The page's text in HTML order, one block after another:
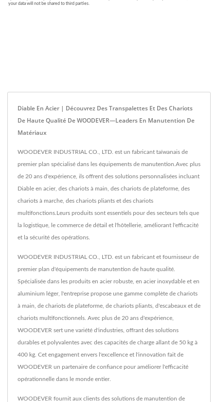
Diable En Acier | Découvrez Des Transpalettes Et Des Chariots
De Haute Qualité De WOODEVER—Leaders En Manutention De
Matériaux
WOODEVER INDUSTRIAL CO., LTD. est un fabricant taïwanais de
premier plan spécialisé dans les équipements de manutention.Avec plus
de 20 ans d'expérience, ils offrent des solutions personnalisées incluant
Diable en acier, des chariots à main, des chariots de plateforme, des
chariots à marche, des chariots pliants et des chariots
multifonctions.Leurs produits sont essentiels pour des secteurs tels que
la logistique, le commerce de détail et l'hôtellerie, améliorant l'efficacité
et la sécurité des opérations.
WOODEVER INDUSTRIAL CO., LTD. est un fabricant et fournisseur de
premier plan d'équipements de manutention de haute qualité.
Spécialisée dans les produits en acier robuste, en acier inoxydable et en
aluminium léger, l'entreprise propose une gamme complète de chariots
à main, de chariots de plateforme, de chariots pliants, d'escabeaux et de
chariots multifonctionnels. Avec plus de 20 ans d'expérience,
WOODEVER sert une variété d'industries, offrant des solutions
durables et polyvalentes avec des capacités de charge allant de 50 kg à
400 kg. Cet engagement envers l'excellence et l'innovation fait de
WOODEVER un partenaire de confiance pour améliorer l'efficacité
opérationnelle dans le monde entier.
WOODEVER fournit aux clients des solutions de manutention de